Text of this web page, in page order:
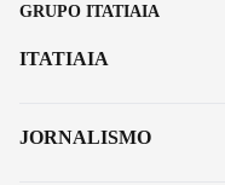
GRUPO ITATIAIA
ITATIAIA
JORNALISMO